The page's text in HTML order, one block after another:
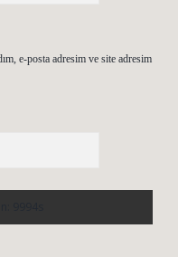
e-posta adresim ve site adresim